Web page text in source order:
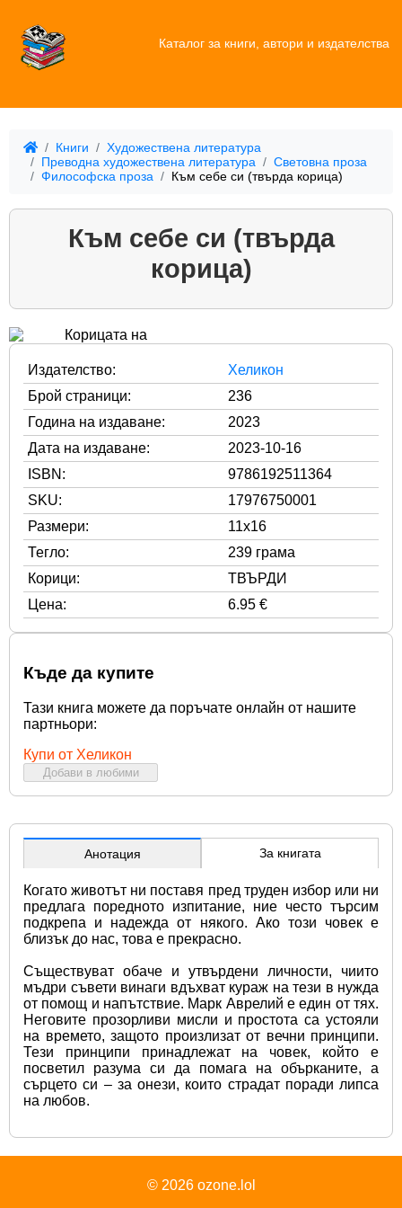
Каталог за книги, автори и издателства
Книги
Художествена литература
Преводна художествена литература
Световна проза
Философска проза
Към себе си (твърда корица)
Към себе си (твърда
корица)
Издателство:
Хеликон
Брой страници:
236
Година на издаване:
2023
Дата на издаване:
2023-10-16
ISBN:
9786192511364
SKU:
17976750001
Размери:
11x16
Тегло:
239 грама
Корици:
ТВЪРДИ
Цена:
6.95 €
Къде да купите
Тази книга можете да поръчате онлайн от нашите
партньори:
Купи от Хеликон
Добави в любими
Анотация За книгата
Когато животът ни поставя пред труден избор или ни
предлага поредното изпитание, ние често търсим
подкрепа и надежда от някого. Ако този човек е
близък до нас, това е прекрасно.
Съществуват обаче и утвърдени личности, чиито
мъдри съвети винаги вдъхват кураж на тези в нужда
от помощ и напътствие. Марк Аврелий е един от тях.
Неговите прозорливи мисли и простота са устояли
на времето, защото произлизат от вечни принципи.
Тези принципи принадлежат на човек, който е
посветил разума си да помага на обърканите, а
сърцето си – за онези, които страдат поради липса
на любов.
© 2026 ozone.lol